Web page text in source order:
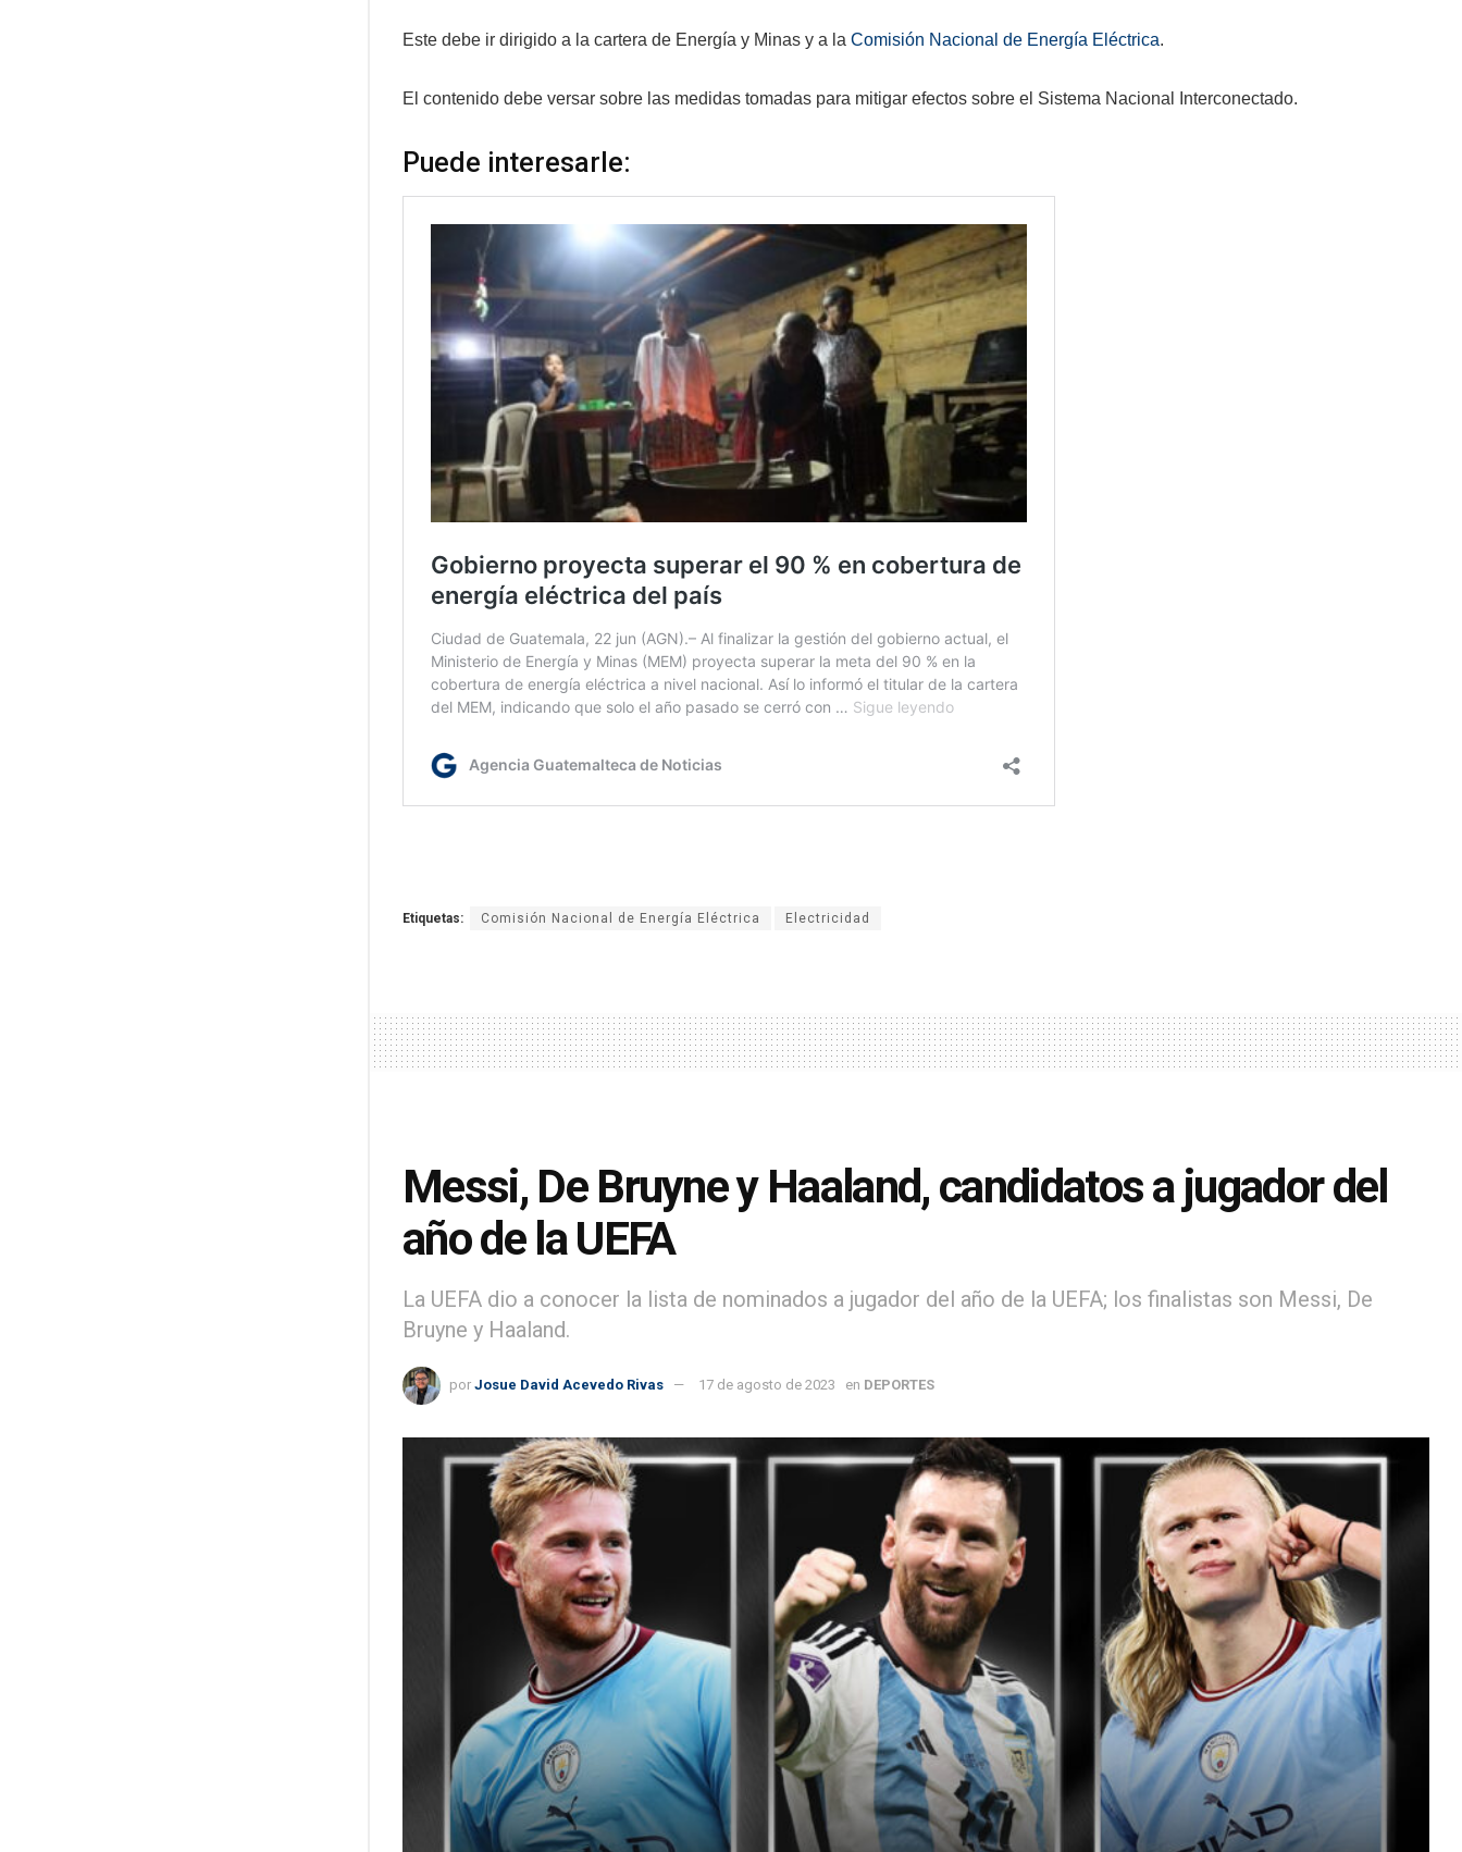
Este debe ir dirigido a la cartera de Energía y Minas y a la Comisión Nacional de Energía Eléctrica.
El contenido debe versar sobre las medidas tomadas para mitigar efectos sobre el Sistema Nacional Interconectado.
Puede interesarle:
Etiquetas: Comisión Nacional de Energía Eléctrica Electricidad
Messi, De Bruyne y Haaland, candidatos a jugador del
año de la UEFA
La UEFA dio a conocer la lista de nominados a jugador del año de la UEFA; los finalistas son Messi, De
Bruyne y Haaland.
por Josue David Acevedo Rivas 17 de agosto de 2023 en DEPORTES